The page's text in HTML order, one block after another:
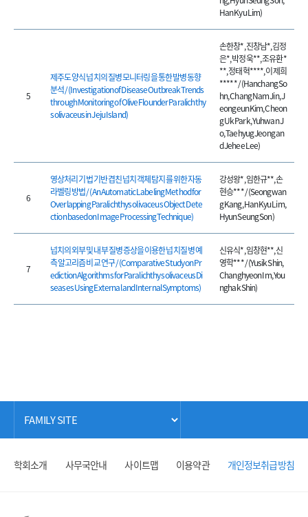
Han Kyu Lim)
5
제주도 양식 넙치의 질병 모니터링을 통한 발병 동향
분석 / (Investigation of Disease Outbreak Trends
through Monitoring of Olive Flounder Paralichthy
s olivaceus in Jeju Island)
손한창*, 진창남*, 김정
은*, 박정욱**, 조유환*
**, 정태혁****, 이제희
***** / (Hanchang So
hn, Chang Nam Jin, J
eongeun Kim, Cheon
g Uk Park, Yuhwan J
o, Taehyug Jeong an
d Jehee Lee)
6
영상처리 기법 기반 겹친 넙치 객체 탐지를 위한 자동
라벨링 방법 / (An Automatic Labeling Method for
Overlapping Paralichthys olivaceus Object Dete
ction based on Image Processing Technique)
강성왕*, 임한규**, 손
현승*** / (Seongwan
g Kang, Han Kyu Lim,
Hyun Seung Son)
7
넙치의 외부 및 내부 질병 증상을 이용한 넙치 질병 예
측 알고리즘 비교 연구 / (Comparative Study on Pr
ediction Algorithms for Paralichthys olivaceus Di
seases Using External and Internal Symptoms)
신유식*, 임창현**, 신
영학*** / (Yusik Shin,
Changhyeon Im, You
nghak Shin)
학회소개 사무국안내 사이트맵 이용약관 개인정보취급방침